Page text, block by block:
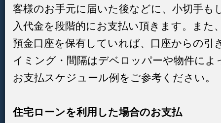
客様のお手元に届いた後などに、小切手も
入代金を段階的にお支払い頂きます。また
預金口座を保有していれば、口座からの引
イミング・間隔はデベロッパーや物件に
お支払スケジュール例をご参考ください。
住宅ローンを利用した場合のお支払